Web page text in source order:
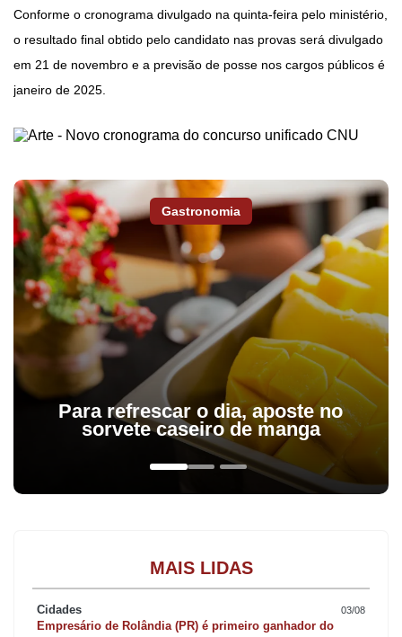
Conforme o cronograma divulgado na quinta-feira pelo ministério,
o resultado final obtido pelo candidato nas provas será divulgado
em 21 de novembro e a previsão de posse nos cargos públicos é
janeiro de 2025.
Gastronomia
Para refrescar o dia, aposte no
sorvete caseiro de manga
MAIS LIDAS
Cidades 03/08
Empresário de Rolândia (PR) é primeiro ganhador do